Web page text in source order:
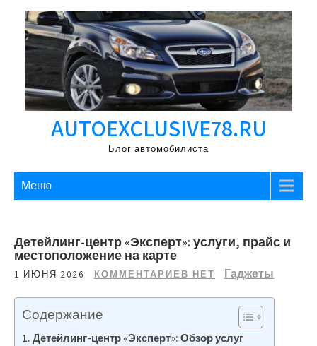
Перейти
содержимому
AUTOEXCLUSIVE78.RU
Блог автомобилиста
Меню
Детейлинг-центр «Эксперт»: услуги, прайс и
местоположение на карте
1 ИЮНЯ 2026 КОММЕНТАРИЕВ НЕТ Гаджеты
Содержание
Детейлинг-центр «Эксперт»: Обзор услуг